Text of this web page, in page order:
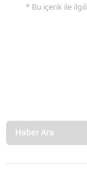
* Bu içerik ile